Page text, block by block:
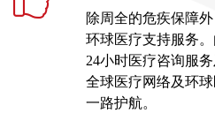
除周全的危疾保障
环球医疗支持服务
24小时医疗咨询服
全球医疗网络及环
一路护航。